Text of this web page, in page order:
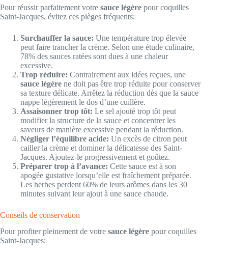
Pour réussir parfaitement votre sauce légère pour coquilles
Saint-Jacques, évitez ces pièges fréquents:
Surchauffer la sauce: Une température trop élevée
peut faire trancher la crème. Selon une étude culinaire,
78% des sauces ratées sont dues à une chaleur
excessive.
Trop réduire: Contrairement aux idées reçues, une
sauce légère ne doit pas être trop réduite pour conserver
sa texture délicate. Arrêtez la réduction dès que la sauce
nappe légèrement le dos d’une cuillère.
Assaisonner trop tôt: Le sel ajouté trop tôt peut
modifier la structure de la sauce et concentrer les
saveurs de manière excessive pendant la réduction.
Négliger l’équilibre acide: Un excès de citron peut
cailler la crème et dominer la délicatesse des Saint-
Jacques. Ajoutez-le progressivement et goûtez.
Préparer trop à l’avance: Cette sauce est à son
apogée gustative lorsqu’elle est fraîchement préparée.
Les herbes perdent 60% de leurs arômes dans les 30
minutes suivant leur ajout à une sauce chaude.
Conseils de conservation
Pour profiter pleinement de votre sauce légère pour coquilles
Saint-Jacques: